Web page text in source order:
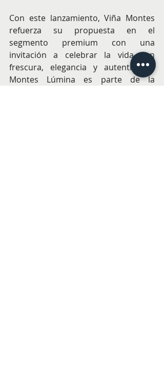
Con este lanzamiento, Viña Montes
refuerza su propuesta en el
segmento premium con una
invitación a celebrar la vida con
frescura, elegancia y autenticidad.
Montes Lúmina es parte de la